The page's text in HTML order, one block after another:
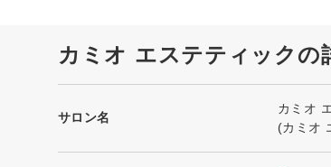
カミオ エステティックの
サロン名
カミオ
(カミオ